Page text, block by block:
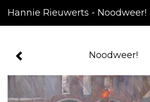
Hannie Rieuwerts - Noodweer!
Noodweer!